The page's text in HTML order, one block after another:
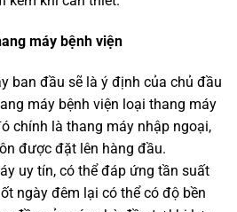
máy bệnh viện
ban đầu sẽ là ý định của chủ đầu
máy bệnh viện loại thang máy
chính là thang máy nhập ngoại,
được đặt lên hàng đầu.
uy tín, có thể đáp ứng tần suất
ngày đêm lại có thể có độ bền